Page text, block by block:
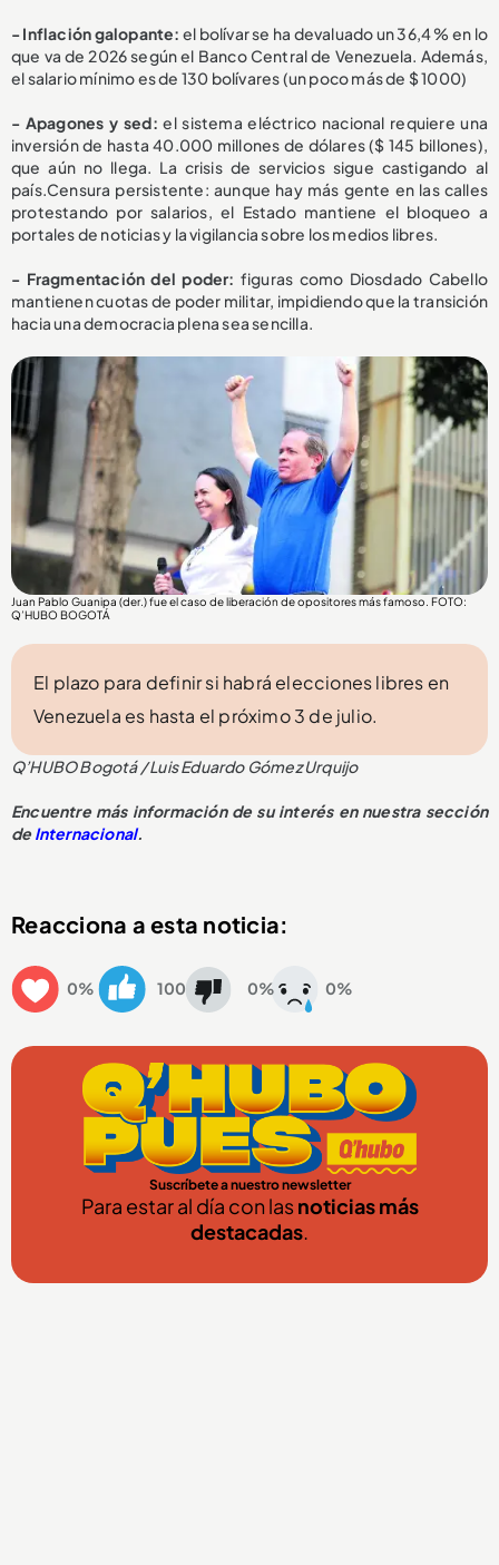
- Inflación galopante: el bolívar se ha devaluado un 36,4 % en lo
que va de 2026 según el Banco Central de Venezuela. Además,
el salario mínimo es de 130 bolívares (un poco más de $ 1000)
- Apagones y sed: el sistema eléctrico nacional requiere una
inversión de hasta 40.000 millones de dólares ($ 145 billones),
que aún no llega. La crisis de servicios sigue castigando al
país.Censura persistente: aunque hay más gente en las calles
protestando por salarios, el Estado mantiene el bloqueo a
portales de noticias y la vigilancia sobre los medios libres.
- Fragmentación del poder: figuras como Diosdado Cabello
mantienen cuotas de poder militar, impidiendo que la transición
hacia una democracia plena sea sencilla.
Juan Pablo Guanipa (der.) fue el caso de liberación de opositores más famoso. FOTO:
Q’HUBO BOGOTÁ
El plazo para definir si habrá elecciones libres en
Venezuela es hasta el próximo 3 de julio.
Q’HUBO Bogotá / Luis Eduardo Gómez Urquijo
Encuentre más información de su interés en nuestra sección
deInternacional.
Reacciona a esta noticia:
0% 100 0% 0%
Suscríbete a nuestro newsletter
Para estar al día con lasnoticias más
destacadas.